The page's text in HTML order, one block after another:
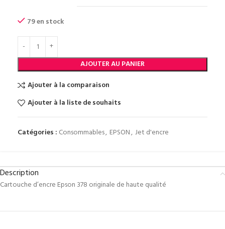
79 en stock
AJOUTER AU PANIER
Ajouter à la comparaison
Ajouter à la liste de souhaits
Catégories : Consommables, EPSON, Jet d'encre
Description
Cartouche d’encre Epson 378 originale de haute qualité